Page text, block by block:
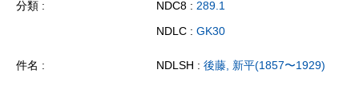
分類 NDC8 : 289.1
NDLC : GK30
件名 NDLSH : 後藤, 新平(1857〜1929)